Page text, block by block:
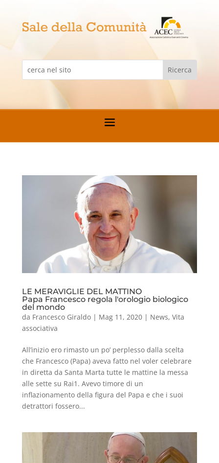
LE MERAVIGLIE DEL MATTINO
Papa Francesco regola l'orologio biologico
del mondo
da Francesco Giraldo| Mag 11, 2020| News, Vita
associativa
All’inizio ero rimasto un po’ perplesso dalla scelta
che Francesco (Papa) aveva fatto nel voler celebrare
in diretta da Santa Marta tutte le mattine la messa
alle sette su Rai1. Avevo timore di un
inflazionamento della figura del Papa e che i suoi
detrattori fossero...